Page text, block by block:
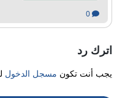
0
اترك رد
يجب أنت تكون مسجل الدخول